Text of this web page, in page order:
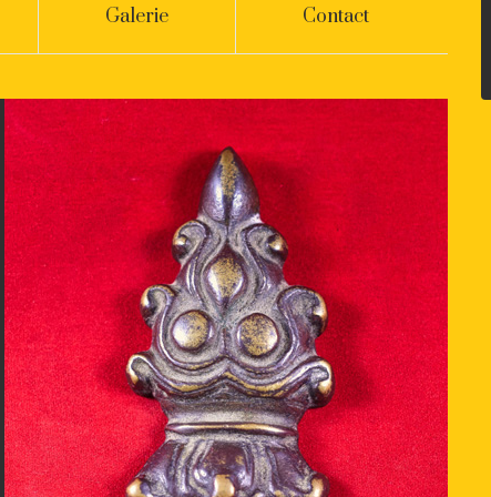
Galerie Contact